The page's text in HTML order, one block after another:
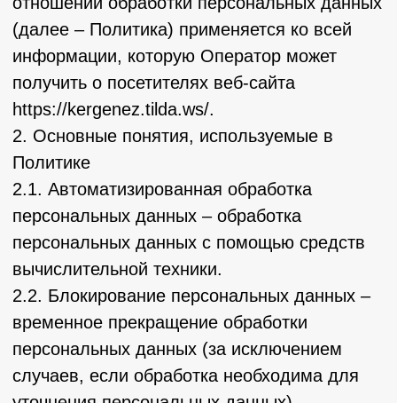
вычислительной техники.
2.2. Блокирование персональных данных –
временное прекращение обработки
персональных данных (за исключением
случаев, если обработка необходима для
уточнения персональных данных).
информационных материалов, а также
программ для ЭВМ и баз данных,
обеспечивающих их доступность в сети
интернет по сетевому адресу
https://kergenez.tilda.ws/.
2.4. Информационная система
персональных данных — совокупность
содержащихся в базах данных
персональных данных, и обеспечивающих
их обработку информационных технологий и
технических средств.
2.5. Обезличивание персональных данных
— действия, в результате которых